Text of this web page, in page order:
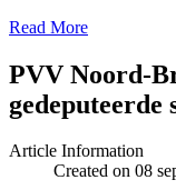
Read More
PVV Noord-
gedeputeerde
Article Information
Created on 08